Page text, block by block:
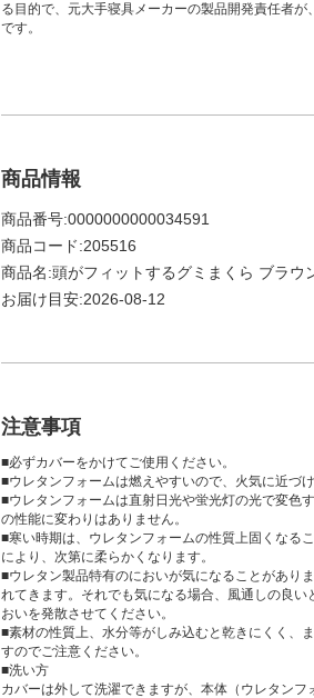
る目的で、元大手寝具メーカーの製品開発責任者が
です。
商品情報
商品番号:0000000000034591
商品コード:205516
商品名:頭がフィットするグミまくら ブラウ
お届け目安:2026-08-12
注意事項
■必ずカバーをかけてご使用ください。
■ウレタンフォームは燃えやすいので、火気に近づけ
■ウレタンフォームは直射日光や蛍光灯の光で変色
の性能に変わりはありません。
■寒い時期は、ウレタンフォームの性質上固くなる
により、次第に柔らかくなります。
■ウレタン製品特有のにおいが気になることがあり
れてきます。それでも気になる場合、風通しの良い
おいを発散させてください。
■素材の性質上、水分等がしみ込むと乾きにくく、
すのでご注意ください。
■洗い方
カバーは外して洗濯できますが、本体（ウレタンフ